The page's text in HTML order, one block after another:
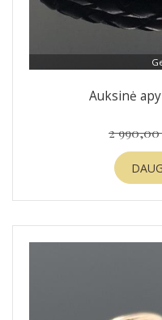
Auksinė
2